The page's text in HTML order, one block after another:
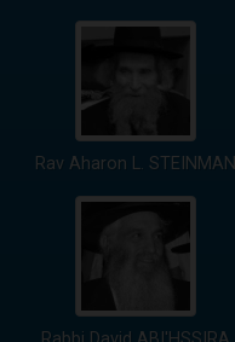
Rav Aharon L. STEINMAN